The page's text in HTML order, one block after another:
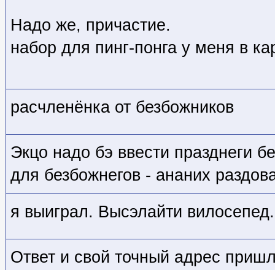
Надо же, причастие.
набор для пинг-понга у меня в
расчленёнка от безбожников
Экцо надо бэ ввести празднеги
для безбожнегов - ананих
я выиграл. Высэлайти вилосепед.
Ответ и свой точный адрес